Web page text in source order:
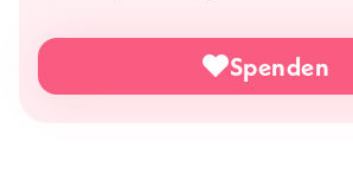
Spenden